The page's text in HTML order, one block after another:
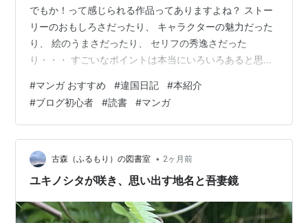
でもか！って感じられる作品ってありますよね？ ストー
リーのおもしろさだったり、 キャラクターの魅力だった
り、 絵のうまさだったり、 セリフの秀逸さだった
り・・・ すごいなポイントは本当にいろいろあると思い
浮かびますか？ 本日ご紹介する作品もその類いなので
す！！ この作者さん、すごいっす！！ ずばりタイトルは
『違国日記』！ この作品の「作者すごいな！」ポイント
は？ それはずばり、 「人の感情の機微」をこれでもかっ
て捉えているところっすねーー。 最近読んだマンガの中
ではレベチでした～～ というわ…
#マンガ おすすめ #違国日記 #本紹介
#ブログ初心者 #読書 #マンガ
古森（ふるもり）の図書室 • 2ヶ月前
ユキノシタが咲き、思い出す地名と吾妻鏡